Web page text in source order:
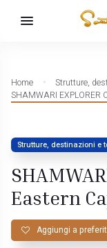
Home
Strutture,
SHAMWARI EXPLORER
Strutture, destinazioni e
Eastern
Aggiungi a